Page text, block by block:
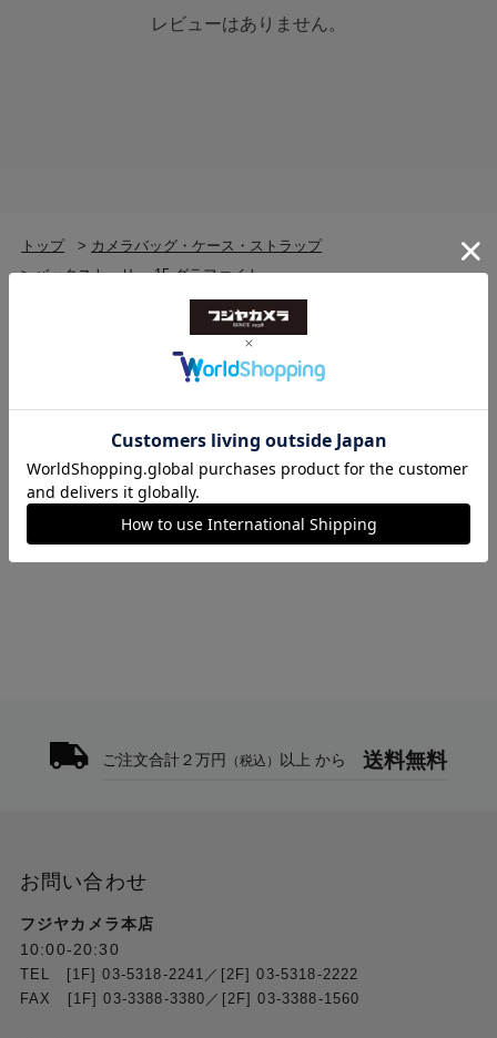
レビューはありません。
トップ > カメラバッグ・ケース・ストラップ
>バックストーリー 15 グラファイト
カメラバッグ・ケース・ストラップ
リュック・バックパック >バックストーリー 15 グラファイト
カメラバッグ・ケース・ストラップ
カメラバッグ・ケース・ストラップ
>カメラバッグ・ケース・ストラップ(新品)
>バックストーリー 15 グラファイト
thinkTANKphoto >バックストーリー 15 グラファイト
ご注文合計２万円 （税込） 以上 から 送料無料
お問い合わせ
フジヤカメラ本店
10:00-20:30
TEL [1F] 03-5318-2241／[2F] 03-5318-2222
FAX [1F] 03-3388-3380／[2F] 03-3388-1560